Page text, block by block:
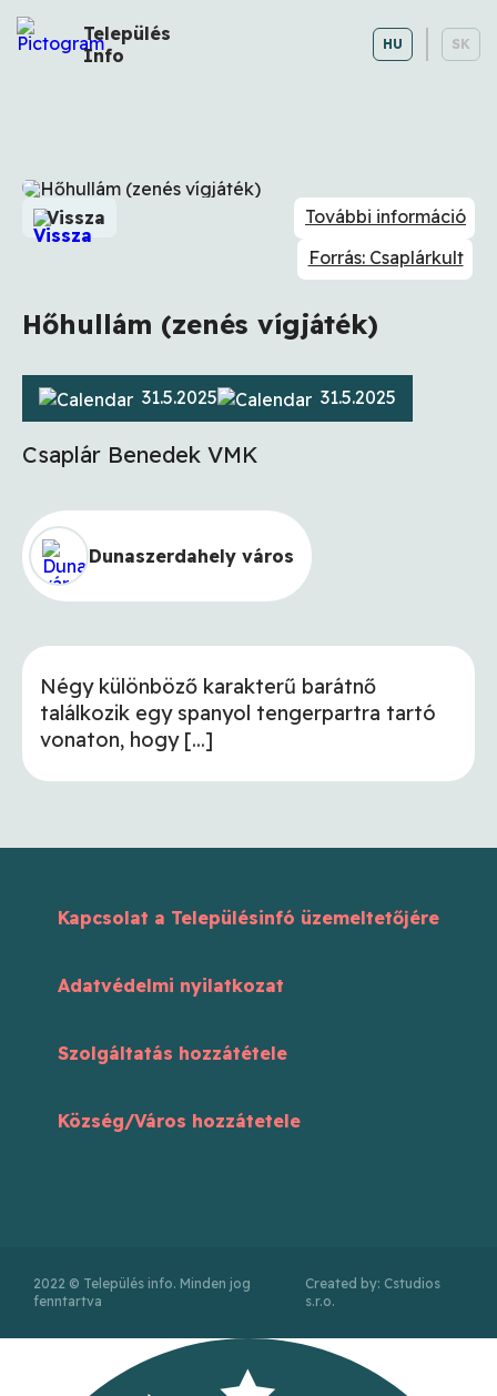
Település
Info
HU SK
Vissza
További információ
Forrás: Csaplárkult
Hőhullám (zenés vígjáték)
31.5.2025 31.5.2025
Csaplár Benedek VMK
Dunaszerdahely város
Négy különböző karakterű barátnő
találkozik egy spanyol tengerpartra tartó
vonaton, hogy [...]
Kapcsolat a Településinfó üzemeltetőjére
Adatvédelmi nyilatkozat
Szolgáltatás hozzátétele
Község/Város hozzátetele
2022 © Település info. Minden jog
fenntartva
Created by: Cstudios
s.r.o.